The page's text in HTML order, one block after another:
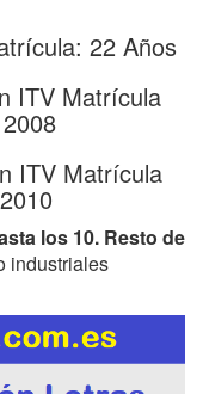
22 Años
ITV Matrícula
ITV Matrícula
los 10. Resto de
industriales